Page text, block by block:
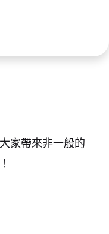
家帶來非一般的